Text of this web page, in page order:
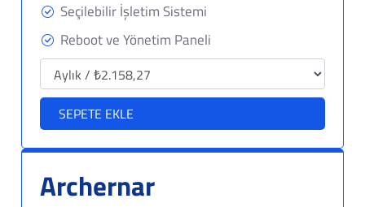
Seçilebilir İşletim Sistemi
Reboot ve Yönetim Paneli
SEPETE EKLE
Archernar